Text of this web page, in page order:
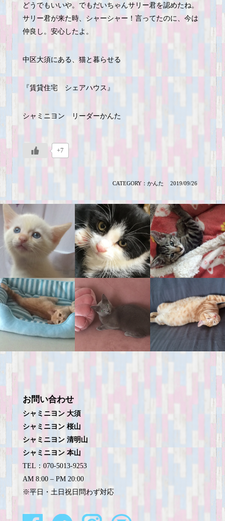
どうでもいいや。でもだいちゃんサリー君を認めたね。
サリー君が来た時、シャーシャー！言ってたのに、今は
仲良し。安心したよ。
中区大須にある、猫と暮らせる
『賃貸住宅 シェアハウス』
シャミニヨン リーダーかんた
+7
CATEGORY：かんた 2019/09/26
お問い合わせ
シャミニヨン 大須
シャミニヨン 桜山
シャミニヨン 清明山
シャミニヨン 本山
TEL：070-5013-9253
AM 8:00 – PM 20:00
※平日・土日祝日問わず対応